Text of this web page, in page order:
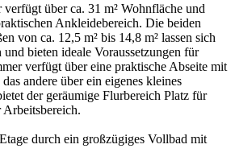
über ca. 31 m² Wohnfläche und
Ankleidebereich. Die beiden
von ca. 12,5 m² bis 14,8 m² lassen sich
bieten ideale Voraussetzungen für
verfügt über eine praktische Abseite mit
andere über ein eigenes kleines
der geräumige Flurbereich Platz für
durch ein großzügiges Vollbad mit